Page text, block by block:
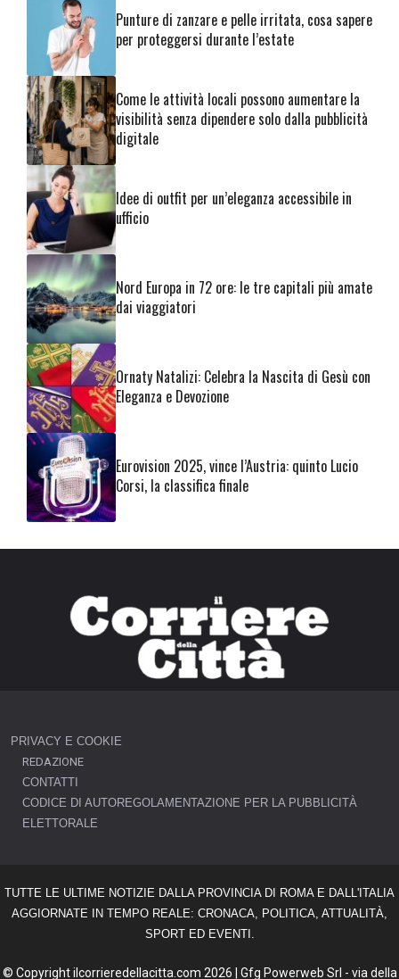
Punture di zanzare e pelle irritata, cosa sapere
per proteggersi durante l’estate
Come le attività locali possono aumentare la
visibilità senza dipendere solo dalla pubblicità
digitale
Idee di outfit per un’eleganza accessibile in
ufficio
Nord Europa in 72 ore: le tre capitali più amate
dai viaggiatori
Ornaty Natalizi: Celebra la Nascita di Gesù con
Eleganza e Devozione
Eurovision 2025, vince l’Austria: quinto Lucio
Corsi, la classifica finale
PRIVACY E COOKIE
REDAZIONE
CONTATTI
CODICE DI AUTOREGOLAMENTAZIONE PER LA PUBBLICITÀ
ELETTORALE
TUTTE LE ULTIME NOTIZIE DALLA PROVINCIA DI ROMA E DALL'ITALIA
AGGIORNATE IN TEMPO REALE: CRONACA, POLITICA, ATTUALITÀ,
SPORT ED EVENTI.
© Copyright ilcorrieredellacitta.com 2026 | Gfg Powerweb Srl - via della